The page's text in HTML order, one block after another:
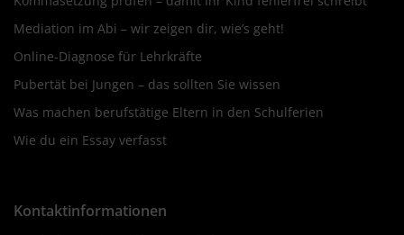
Mediation im Abi – wir zeigen dir, wie’s geht!
Online-Diagnose für Lehrkräfte
Pubertät bei Jungen – das sollten Sie wissen
Was machen berufstätige Eltern in den Schulferien
Wie du ein Essay verfasst
Kontaktinformationen